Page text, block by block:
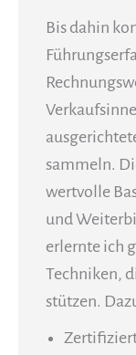
Bis dahin
sammeln.
wertvolle
und
erlernte ich
Techniken,
stützen.